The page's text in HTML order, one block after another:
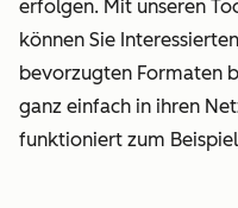
erfolgen. Mit unseren
können Sie
bevorzugten Formaten
ganz einfach in ihren
funktioniert zum